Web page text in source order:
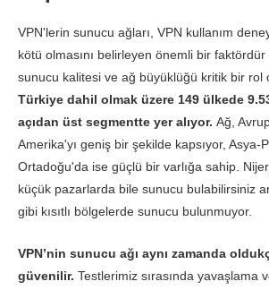
Yükle
Ping Değeri
10.02 Mbps
217 ms
VPN'lerin sunucu ağları, VPN kullanım
kötü olmasını belirleyen önemli bir
sunucu kalitesi ve ağ büyüklüğü kritik bir rol
Türkiye dahil olmak üzere 149 ülkede
açıdan üst segmentte yer alıyor. Ağ,
Amerika'yı geniş bir şekilde kapsıyor, Asya-
Ortadoğu'da ise güçlü bir varlığa sahip.
küçük pazarlarda bile sunucu bulabilirsiniz
gibi kısıtlı bölgelerde sunucu bulunmuyor.
VPN’nin sunucu ağı aynı zamanda
güvenilir. Testlerimiz sırasında yavaşlama